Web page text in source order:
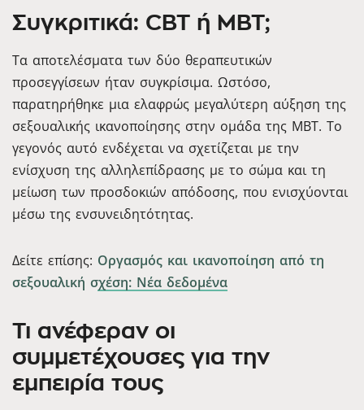
Συγκριτικά: CBT ή MBT;
Τα αποτελέσματα των δύο θεραπευτικών
προσεγγίσεων ήταν συγκρίσιμα. Ωστόσο,
παρατηρήθηκε μια ελαφρώς μεγαλύτερη αύξηση της
σεξουαλικής ικανοποίησης στην ομάδα της MBT. Το
γεγονός αυτό ενδέχεται να σχετίζεται με την
ενίσχυση της αλληλεπίδρασης με το σώμα και τη
μείωση των προσδοκιών απόδοσης, που ενισχύονται
μέσω της ενσυνειδητότητας.
Δείτε επίσης: Οργασμός και ικανοποίηση από τη
σεξουαλική σχέση: Νέα δεδομένα
Τι ανέφεραν οι
συμμετέχουσες για την
εμπειρία τους